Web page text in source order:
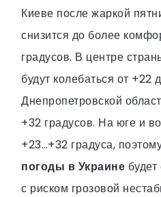
Киеве после жаркой
снизится до более
градусов. В центре
будут колебаться от +22
Днепропетровской
+32 градусов. На юге и
+23…+32 градуса,
погоды в Украине
с риском грозовой